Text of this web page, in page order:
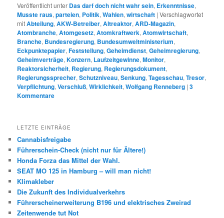
Veröffentlicht unter Das darf doch nicht wahr sein, Erkenntnisse,
Musste raus,parteien, Politik,Wahlen,wirtschaft |Verschlagwortet
mitAbteilung,AKW-Betreiber,Altreaktor,ARD-Magazin,
Atombranche,Atomgesetz,Atomkraftwerk,Atomwirtschaft,
Branche, Bundesregierung, Bundesumweltministerium,
Eckpunktepapier,Feststellung,Geheimdienst,Geheimregierung,
Geheimverträge,Konzern, Laufzeitgewinne,Monitor,
Reaktorsicherheit, Regierung, Regierungsdokument,
Regierungssprecher,Schutzniveau,Senkung,Tagesschau,Tresor,
Verpflichtung,Verschluß,Wirklichkeit,Wolfgang Renneberg |3
Kommentare
LETZTE EINTRÄGE
Cannabisfreigabe
Führerschein-Check (nicht nur für Ältere!)
Honda Forza das Mittel der Wahl.
SEAT MO 125 in Hamburg – will man nicht!
Klimakleber
Die Zukunft des Individualverkehrs
Führerscheinerweiterung B196 und elektrisches Zweirad
Zeitenwende tut Not